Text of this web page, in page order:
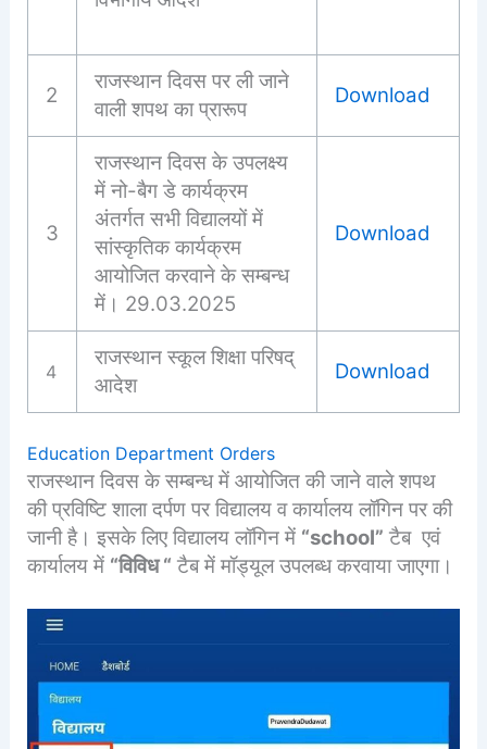
2
राजस्थान दिवस पर ली जाने
वाली शपथ का प्रारूप
Download
3
राजस्थान दिवस के उपलक्ष्य
में नो-बैग डे कार्यक्रम
अंतर्गत सभी विद्यालयों में
सांस्कृतिक कार्यक्रम
आयोजित करवाने के सम्बन्ध
में। 29.03.2025
Download
4
राजस्थान स्कूल शिक्षा परिषद्
आदेश
Download
Education Department Orders
राजस्थान दिवस के सम्बन्ध में आयोजित की जाने वाले शपथ
की प्रविष्टि शाला दर्पण पर विद्यालय व कार्यालय लॉगिन पर की
जानी है। इसके लिए विद्यालय लॉगिन में “school” टैब एवं
कार्यालय में “विविध “ टैब में मॉड्यूल उपलब्ध करवाया जाएगा।